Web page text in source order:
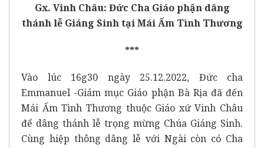
Gx. Vinh Châu: Đức Cha Giáo phận dâng
thánh lễ Giáng Sinh tại Mái Ấm Tình Thương
***
Vào lúc 16g30 ngày 25.12.2022, Đức cha
Emmanuel -Giám mục Giáo phận Bà Rịa đã đến
Mái Ấm Tình Thương thuộc Giáo xứ Vinh Châu
để dâng thánh lễ trọng mừng Chúa Giáng Sinh.
Cùng hiệp thông dâng lễ với Ngài còn có Cha